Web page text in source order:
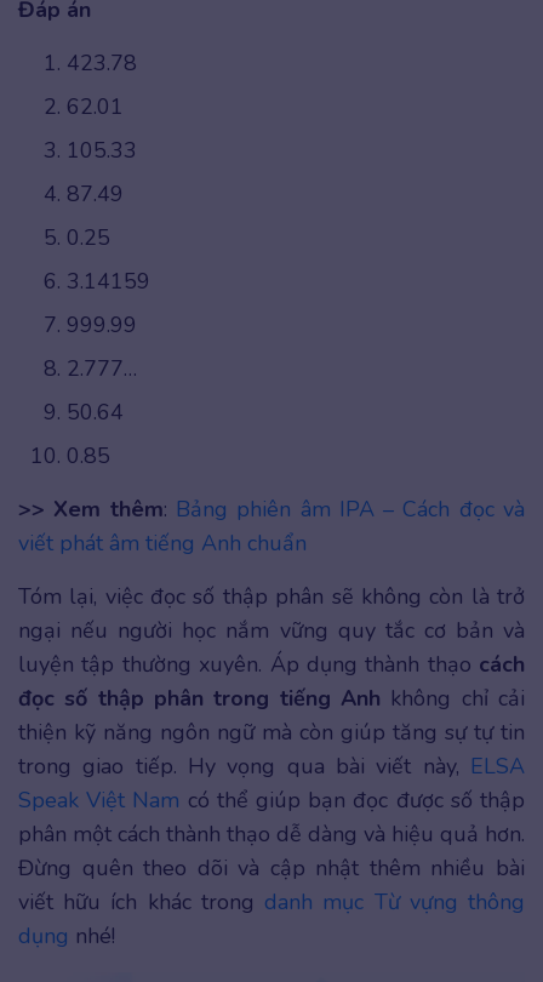
Đáp án
423.78
62.01
105.33
87.49
0.25
3.14159
999.99
2.777…
50.64
0.85
>> Xem thêm: Bảng phiên âm IPA – Cách đọc và
viết phát âm tiếng Anh chuẩn
Tóm lại, việc đọc số thập phân sẽ không còn là trở
ngại nếu người học nắm vững quy tắc cơ bản và
luyện tập thường xuyên. Áp dụng thành thạo cách
đọc số thập phân trong tiếng Anh không chỉ cải
thiện kỹ năng ngôn ngữ mà còn giúp tăng sự tự tin
trong giao tiếp. Hy vọng qua bài viết này, ELSA
Speak Việt Nam có thể giúp bạn đọc được số thập
phân một cách thành thạo dễ dàng và hiệu quả hơn.
Đừng quên theo dõi và cập nhật thêm nhiều bài
viết hữu ích khác trong danh mục Từ vựng thông
dụng nhé!